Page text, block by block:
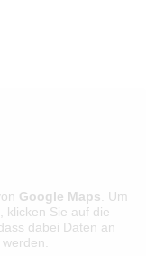
Google Maps. Um
klicken Sie auf die
dabei Daten an